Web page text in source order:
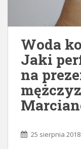
Woda
Jaki
na
25 sierpnia 2018